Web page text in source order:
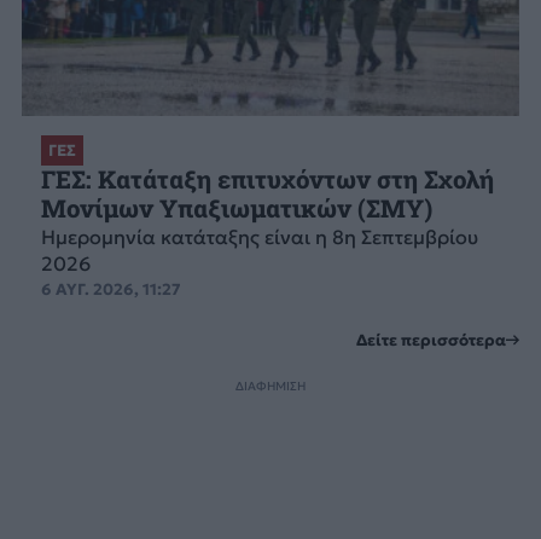
ΓΕΣ
ΓΕΣ: Κατάταξη επιτυχόντων στη Σχολή
Μονίμων Υπαξιωματικών (ΣΜΥ)
Ημερομηνία κατάταξης είναι η 8η Σεπτεμβρίου
2026
6 ΑΥΓ. 2026, 11:27
Δείτε περισσότερα
ΔΙΑΦΗΜΙΣΗ